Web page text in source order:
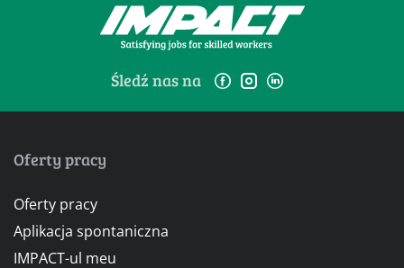
Śledź nas na
Oferty pracy
Oferty pracy
Aplikacja spontaniczna
IMPACT-ul meu